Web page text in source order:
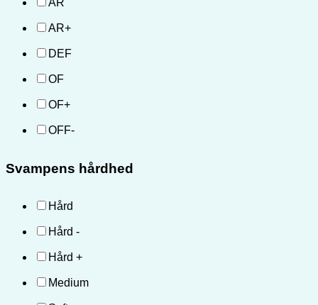
AR
AR+
DEF
OF
OF+
OFF-
Svampens hårdhed
Hård
Hård -
Hård +
Medium